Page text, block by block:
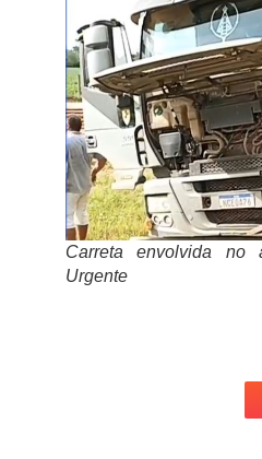
Carreta envolvida no
Urgente